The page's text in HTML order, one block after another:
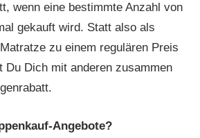
wenn eine bestimmte Anzahl von
gekauft wird. Statt also als
zu einem regulären Preis
Du Dich mit anderen zusammen
Angebote?